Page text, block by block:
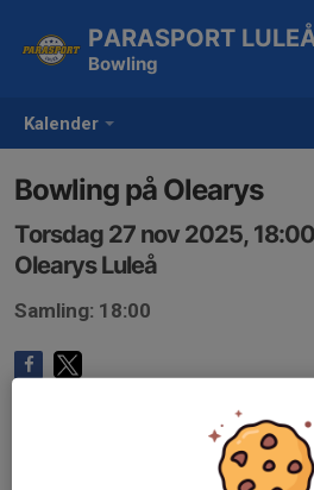
Kalender
PARASPORT
Bowling
Bowling på Olearys
Torsdag 27 nov 2025,
Olearys Luleå
Samling: 18:00